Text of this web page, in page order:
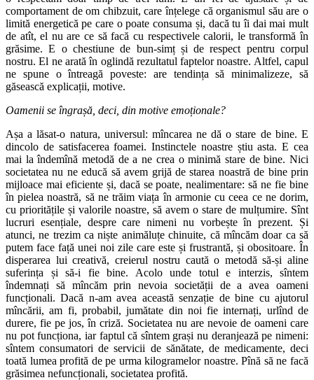
comportament de om chibzuit, care înțelege că organismul său are o
limită energetică pe care o poate consuma și, dacă tu îi dai mai mult
de atît, el nu are ce să facă cu respectivele calorii, le transformă în
grăsime. E o chestiune de bun-simț și de respect pentru corpul
nostru. El ne arată în oglindă rezultatul faptelor noastre. Altfel, capul
ne spune o întreagă poveste: are tendința să minimalizeze, să
găsească explicații, motive.
Oamenii se îngrașă, deci, din motive emoționale?
Așa a lăsat-o natura, universul: mîncarea ne dă o stare de bine. E
dincolo de satisfacerea foamei. Instinctele noastre știu asta. E cea
mai la îndemînă metodă de a ne crea o minimă stare de bine. Nici
societatea nu ne educă să avem grijă de starea noastră de bine prin
mijloace mai eficiente și, dacă se poate, nealimentare: să ne fie bine
în pielea noastră, să ne trăim viața în armonie cu ceea ce ne dorim,
cu prioritățile și valorile noastre, să avem o stare de mulțumire. Sînt
lucruri esențiale, despre care nimeni nu vorbește în prezent. Și
atunci, ne trezim ca niște animăluțe chinuite, că mîncăm doar ca să
putem face față unei noi zile care este și frustrantă, și obositoare. În
disperarea lui creativă, creierul nostru caută o metodă să-și aline
suferința și să-i fie bine. Acolo unde totul e interzis, sîntem
îndemnați să mîncăm prin nevoia societății de a avea oameni
funcționali. Dacă n-am avea această senzație de bine cu ajutorul
mîncării, am fi, probabil, jumătate din noi fie internați, urlînd de
durere, fie pe jos, în criză. Societatea nu are nevoie de oameni care
nu pot funcționa, iar faptul că sîntem grași nu deranjează pe nimeni:
sîntem consumatori de servicii de sănătate, de medicamente, deci
toată lumea profită de pe urma kilogramelor noastre. Pînă să ne facă
grăsimea nefuncționali, societatea profită.